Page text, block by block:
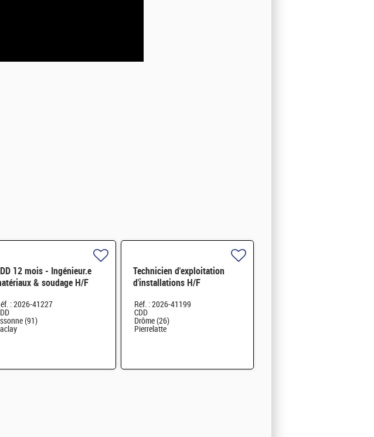
12 mois - Ingénieur.e
& soudage H/F
: 2026-41227
(91)
Technicien d'exploitation
d'installations H/F
Réf. : 2026-41199
CDD
Drôme (26)
Pierrelatte